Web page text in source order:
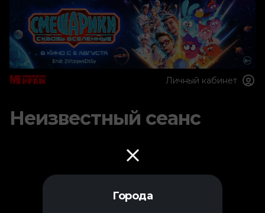
Города
Личный кабинет
Неизвестный сеанс